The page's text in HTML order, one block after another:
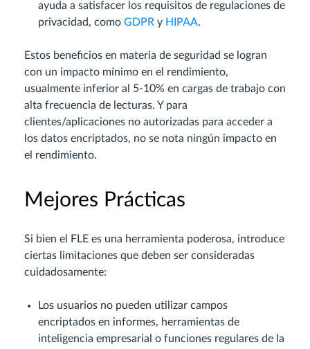
ayuda a satisfacer los requisitos de regulaciones de
privacidad, como GDPR y HIPAA.
Estos beneficios en materia de seguridad se logran
con un impacto mínimo en el rendimiento,
usualmente inferior al 5-10% en cargas de trabajo con
alta frecuencia de lecturas. Y para
clientes/aplicaciones no autorizadas para acceder a
los datos encriptados, no se nota ningún impacto en
el rendimiento.
Mejores Prácticas
Si bien el FLE es una herramienta poderosa, introduce
ciertas limitaciones que deben ser consideradas
cuidadosamente:
Los usuarios no pueden utilizar campos
encriptados en informes, herramientas de
inteligencia empresarial o funciones regulares de la